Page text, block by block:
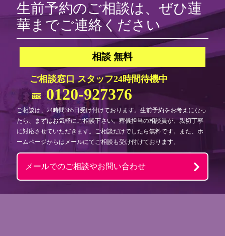
生前予約のご相談は、ぜひ蓮
華までご連絡ください
相談 無料
ご相談窓口 スタッフ24時間待機中
0120-927376
ご相談は、24時間365日受け付けております。生前予約をお考えになっ
たら、まずはお気軽にご相談下さい。葬儀担当の相談員が、親切丁寧
に対応させていただきます。ご相談だけでしたら無料です。また、ホ
ームページからはメールにてご相談も受け付けております。
メールでのご相談やお問い合わせ